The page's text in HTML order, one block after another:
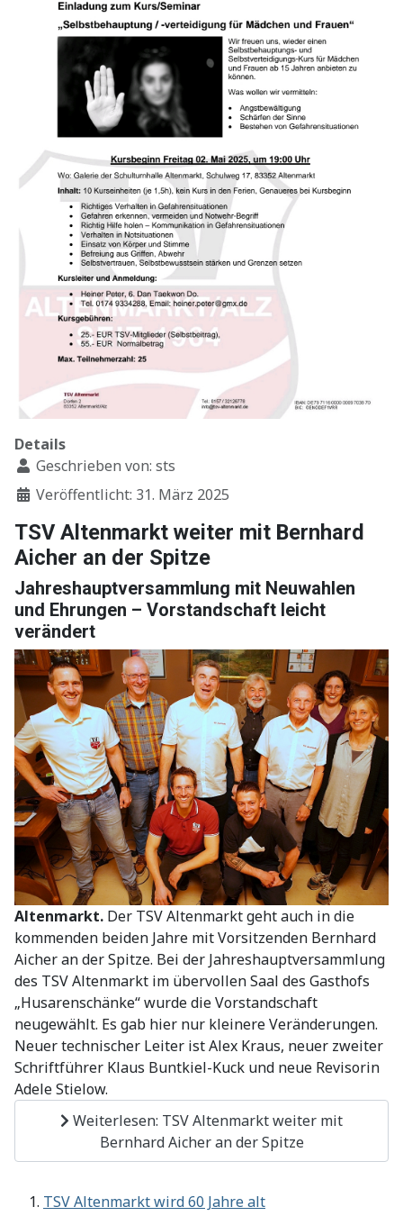
Details
Geschrieben von: sts
Veröffentlicht: 31. März 2025
TSV Altenmarkt weiter mit Bernhard
Aicher an der Spitze
Jahreshauptversammlung mit Neuwahlen
und Ehrungen – Vorstandschaft leicht
verändert
Altenmarkt. Der TSV Altenmarkt geht auch in die
kommenden beiden Jahre mit Vorsitzenden Bernhard
Aicher an der Spitze. Bei der Jahreshauptversammlung
des TSV Altenmarkt im übervollen Saal des Gasthofs
„Husarenschänke“ wurde die Vorstandschaft
neugewählt. Es gab hier nur kleinere Veränderungen.
Neuer technischer Leiter ist Alex Kraus, neuer zweiter
Schriftführer Klaus Buntkiel-Kuck und neue Revisorin
Adele Stielow.
Weiterlesen: TSV Altenmarkt weiter mit
Bernhard Aicher an der Spitze
TSV Altenmarkt wird 60 Jahre alt